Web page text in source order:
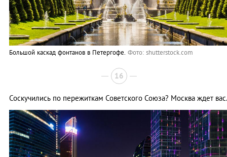
Большой каскад фонтанов в Петергофе. Фото: shutterstock.com
16
Соскучились по пережиткам Советского Союза? Москва ждет вас.